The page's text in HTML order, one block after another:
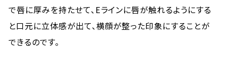
で唇に厚みを持たせて、Eラインに唇が触れるようにする
と口元に立体感が出て、横顔が整った印象にすることが
できるのです。